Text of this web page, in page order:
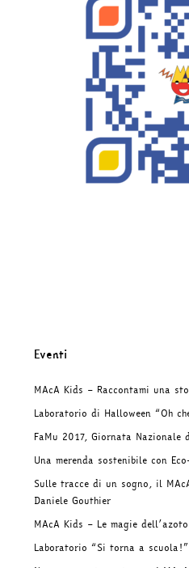
Eventi
MAcA Kids – Raccontami una
Laboratorio di Halloween “Oh
FaMu 2017, Giornata Nazionale
Una merenda sostenibile con
Sulle tracce di un sogno, il
Daniele Gouthier
MAcA Kids – Le magie dell’azoto
Laboratorio “Si torna a scuola!”